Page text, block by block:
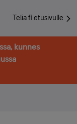
Telia.fi etusivulle
kunnes